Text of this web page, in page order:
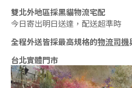
雙北外地區採黑貓物流宅配
今日寄出明日送達，配送超準時
全程外送皆採最高規格的物流司機
台北實體門市